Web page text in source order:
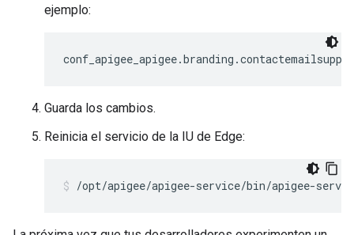
ejemplo:
Guarda los cambios.
Reinicia el servicio de la IU de Edge:
/opt/apigee/apigee-service/bin/apigee-